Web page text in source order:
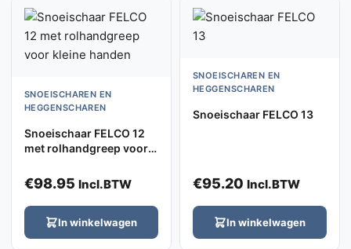
SNOEISCHAREN EN
HEGGENSCHAREN
Snoeischaar FELCO 12
met rolhandgreep voor
€98.95 Incl.BTW
In winkelwagen
SNOEISCHAREN EN
HEGGENSCHAREN
Snoeischaar FELCO 13
€95.20 Incl.BTW
In winkelwagen